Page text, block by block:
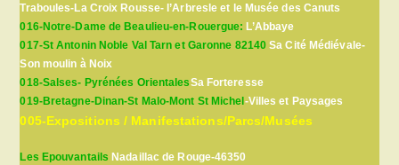
Traboules-La Croix Rousse- l’Arbresle et le Musée des Canuts
016-Notre-Dame de Beaulieu-en-Rouergue: L’Abbaye
017-St Antonin Noble Val Tarn et Garonne 82140 Sa Cité Médiévale-
Son moulin à Noix
018-Salses- Pyrénées OrientalesSa Forteresse
019-Bretagne-Dinan-St Malo-Mont St Michel -Villes et Paysages
005-Expositions / Manifestations/Parcs/Musées
Les Epouvantails Nadaillac de Rouge-46350